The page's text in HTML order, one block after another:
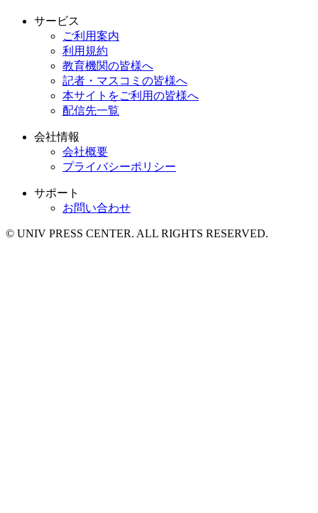
サービス
ご利用案内
利用規約
教育機関の皆様へ
記者・マスコミの皆様へ
本サイトをご利用の皆様へ
配信先一覧
会社情報
会社概要
プライバシーポリシー
サポート
お問い合わせ
© UNIV PRESS CENTER. ALL RIGHTS RESERVED.